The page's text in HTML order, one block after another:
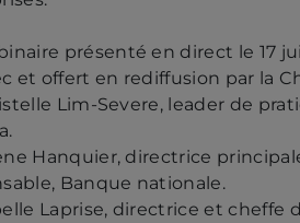
présenté en direct le 17
et offert en rediffusion par la
Lim-Severe, leader de
Hanquier, directrice
Banque nationale.
Laprise, directrice et cheffe